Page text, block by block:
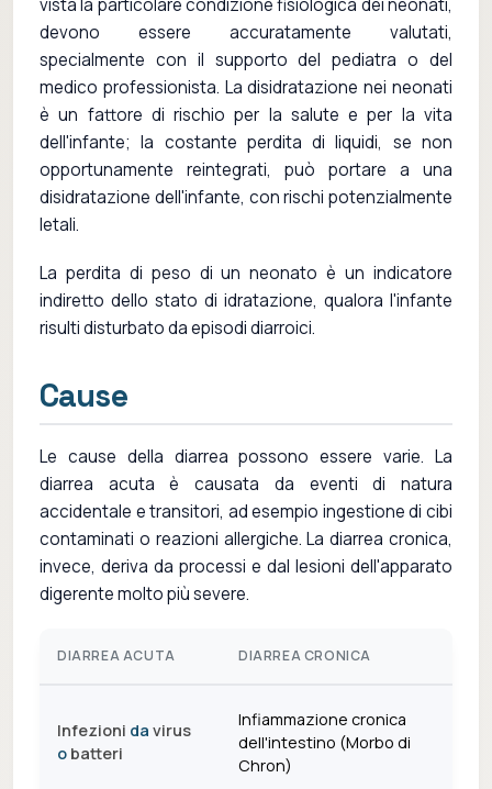
vista la particolare condizione fisiologica dei neonati,
devono essere accuratamente valutati,
specialmente con il supporto del pediatra o del
medico professionista. La disidratazione nei neonati
è un fattore di rischio per la salute e per la vita
dell'infante; la costante perdita di liquidi, se non
opportunamente reintegrati, può portare a una
disidratazione dell'infante, con rischi potenzialmente
letali.
La perdita di peso di un neonato è un indicatore
indiretto dello stato di idratazione, qualora l'infante
risulti disturbato da episodi diarroici.
Cause
Le cause della diarrea possono essere varie. La
diarrea acuta è causata da eventi di natura
accidentale e transitori, ad esempio ingestione di cibi
contaminati o reazioni allergiche. La diarrea cronica,
invece, deriva da processi e dal lesioni dell'apparato
digerente molto più severe.
DIARREA ACUTA DIARREA CRONICA
Infezioni da virus
o batteri
Infiammazione cronica
dell'intestino (Morbo di
Chron)